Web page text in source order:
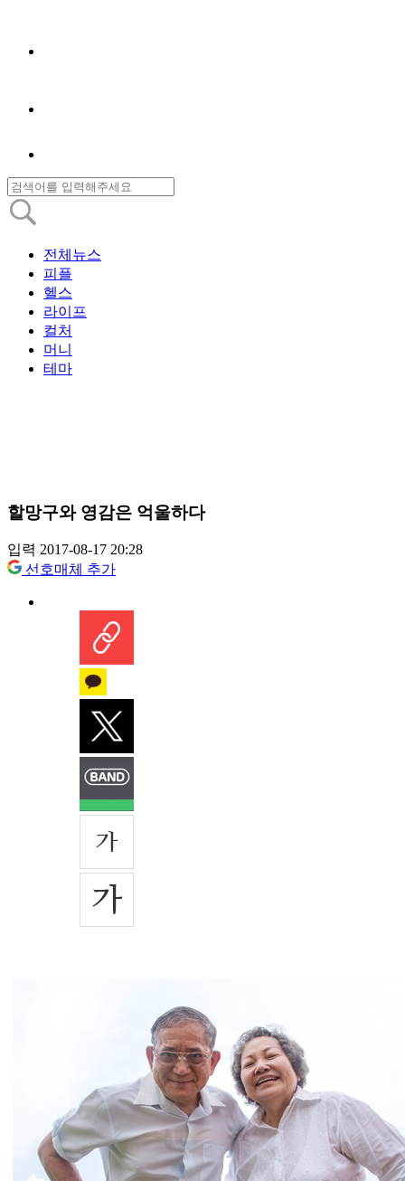
전체뉴스
피플
헬스
라이프
컬처
머니
테마
할망구와 영감은 억울하다
입력 2017-08-17 20:28
선호매체 추가